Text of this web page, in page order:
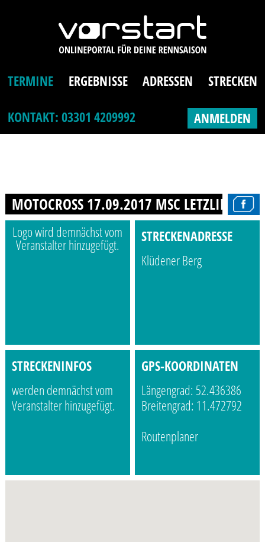
TERMINE ERGEBNISSE ADRESSEN
STRECKEN
KONTAKT: 03301 4209992
ANMELDEN
MOTOCROSS 17.09.2017 MSC LETZLINGEN
Logo wird demnächst vom
Veranstalter hinzugefügt.
STRECKENADRESSE
Klüdener Berg
STRECKENINFOS
werden demnächst vom
Veranstalter hinzugefügt.
GPS-KOORDINATEN
Längengrad: 52.436386
Breitengrad: 11.472792
Routenplaner